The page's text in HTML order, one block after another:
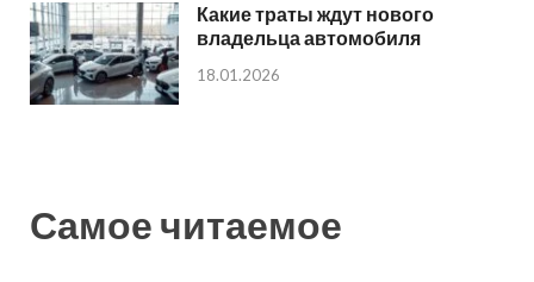
Какие траты ждут нового
владельца автомобиля
18.01.2026
Самое читаемое